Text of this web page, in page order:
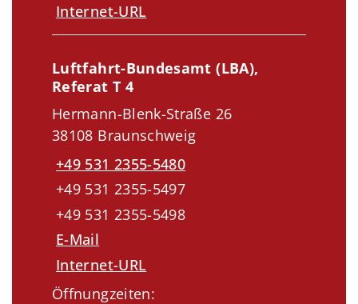
Internet-URL
Luftfahrt-Bundesamt (LBA),
Referat T 4
Hermann-Blenk-Straße 26
38108 Braunschweig
+49 531 2355-5480
+49 531 2355-5497
+49 531 2355-5498
E-Mail
Internet-URL
Öffnungzeiten: